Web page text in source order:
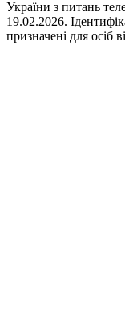
України з питань
19.02.2026.
призначені для осіб